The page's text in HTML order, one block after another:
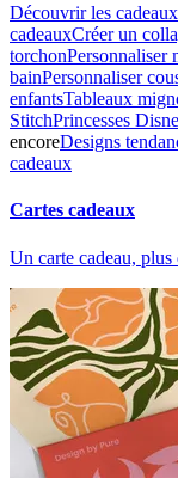
Découvrir les cadeaux
cadeauxCréer un
torchonPersonnaliser
bainPersonnaliser
enfantsTableaux
StitchPrincesses
encoreDesigns
cadeaux
Cartes cadeaux
Un carte cadeau,